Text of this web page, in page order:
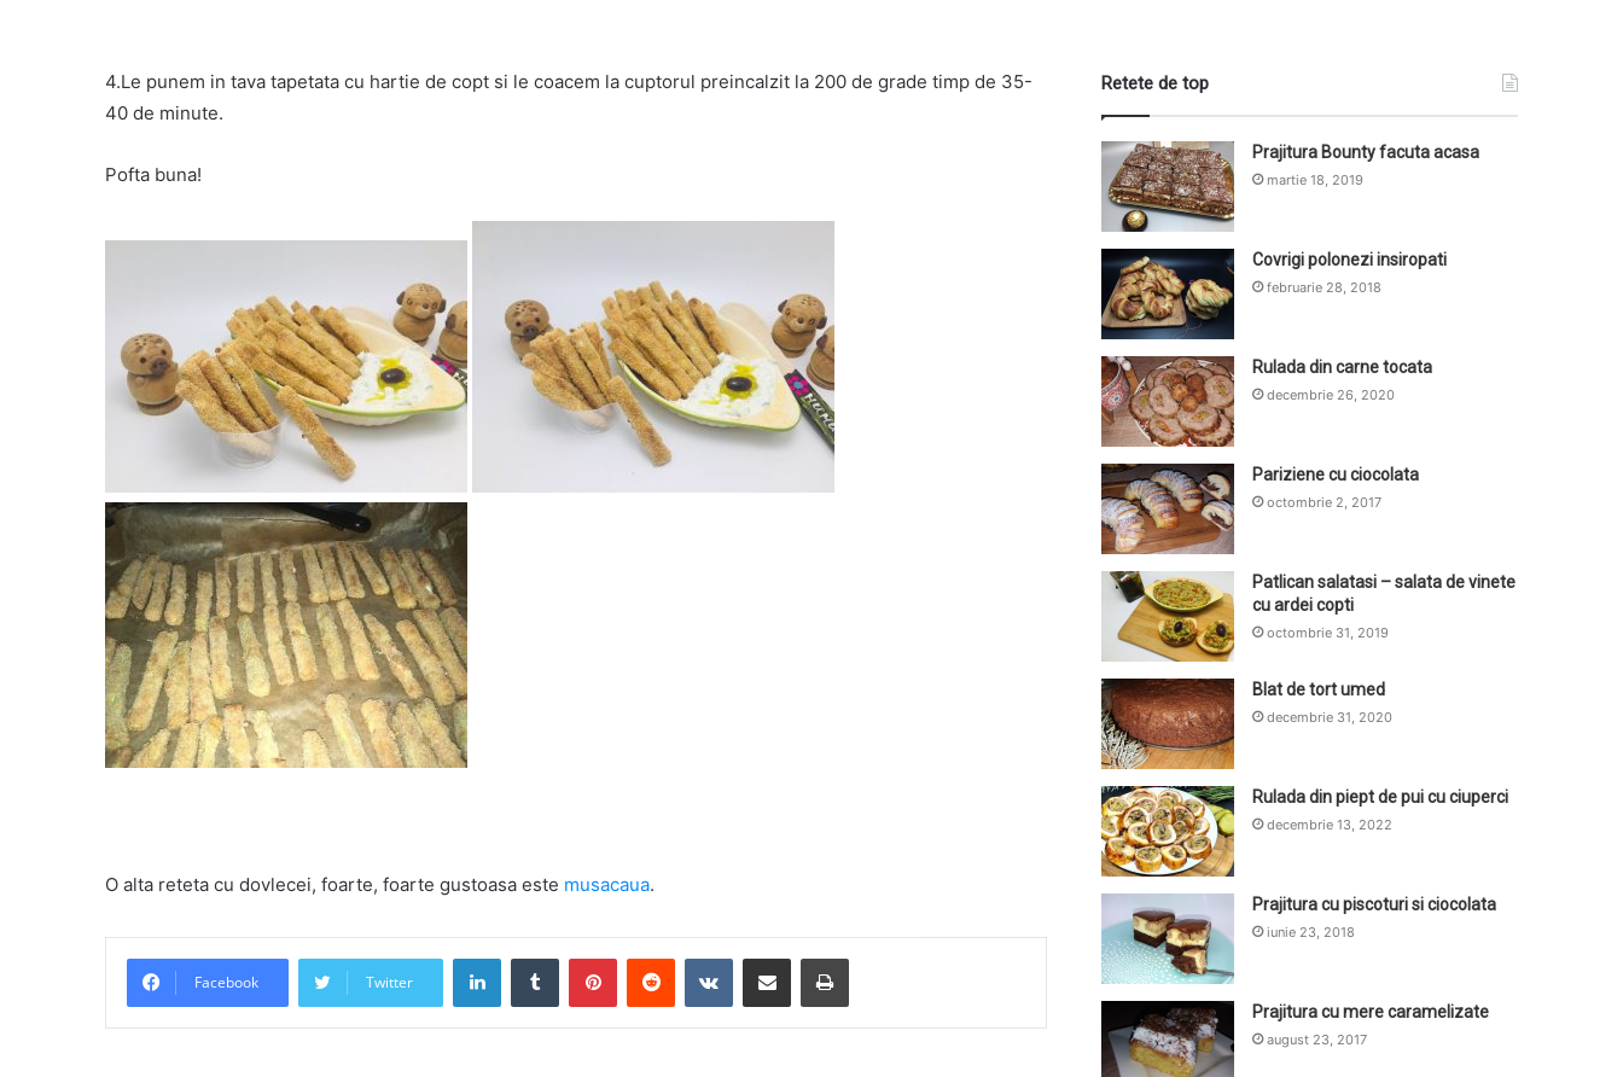
4.Le punem in tava tapetata cu hartie de copt si le coacem la cuptorul preincalzit la 200 de grade timp de 35-
40 de minute.
Pofta buna!
O alta reteta cu dovlecei, foarte, foarte gustoasa este musacaua.
Facebook Twitter
Retete de top
Prajitura Bounty facuta acasa
martie 18, 2019
Covrigi polonezi insiropati
februarie 28, 2018
Rulada din carne tocata
decembrie 26, 2020
Pariziene cu ciocolata
octombrie 2, 2017
Patlican salatasi – salata de vinete
cu ardei copti
octombrie 31, 2019
Blat de tort umed
decembrie 31, 2020
Rulada din piept de pui cu ciuperci
decembrie 13, 2022
Prajitura cu piscoturi si ciocolata
iunie 23, 2018
Prajitura cu mere caramelizate
august 23, 2017